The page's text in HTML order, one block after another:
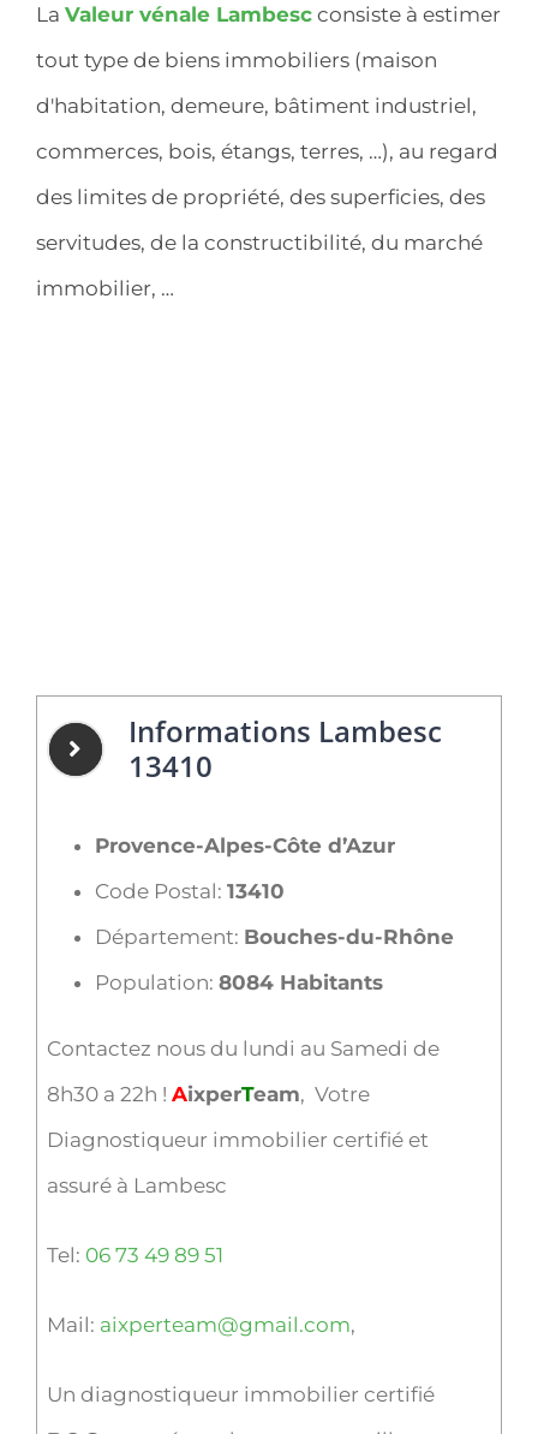
La Valeur vénale Lambesc consiste à estimer
tout type de biens immobiliers (maison
d'habitation, demeure, bâtiment industriel,
commerces, bois, étangs, terres, …), au regard
des limites de propriété, des superficies, des
servitudes, de la constructibilité, du marché
immobilier, …
Informations Lambesc
13410
Provence-Alpes-Côte d’Azur
Code Postal: 13410
Département: Bouches-du-Rhône
Population: 8084 Habitants
Contactez nous du lundi au Samedi de
8h30 a 22h ! AixperTeam, Votre
Diagnostiqueur immobilier certifié et
assuré à Lambesc
Tel: 06 73 49 89 51
Mail: aixperteam@gmail.com,
Un diagnostiqueur immobilier certifié